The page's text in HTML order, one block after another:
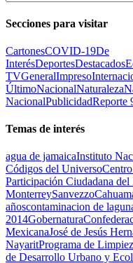
Secciones para visitar
CartonesCOVID-19De
InterésDeportesDestacados
TVGeneralImpreso
ÚltimoNacionalNaturaleza
NacionalPublicidadReporte
Temas de interés
agua de jamaicaInstituto
Códigos del Universo
Participación Ciudadana
MonterreySanvezzo
añoscontaminacion de
2014Gobernatura
MexicanaJosé de Jesús
NayaritPrograma de
de Desarrollo Urbano y